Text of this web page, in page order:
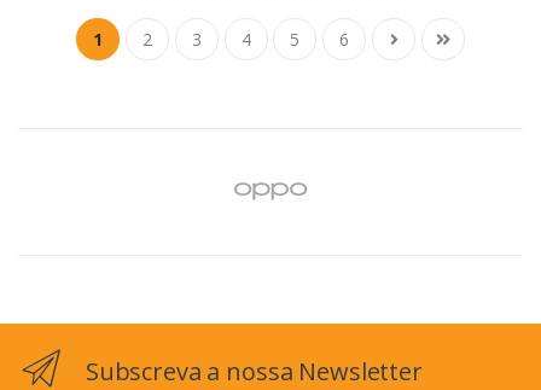
1 2 3 4 5 6
Subscreva a nossa Newsletter